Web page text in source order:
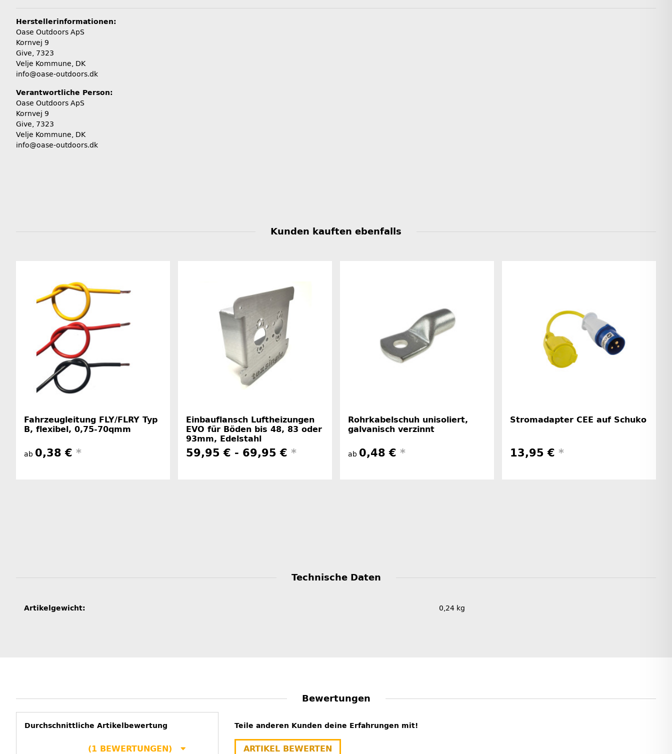
Herstellerinformationen:
Oase Outdoors ApS
Kornvej 9
Give, 7323
Velje Kommune, DK
info@oase-outdoors.dk
Verantwortliche Person:
Oase Outdoors ApS
Kornvej 9
Give, 7323
Velje Kommune, DK
info@oase-outdoors.dk
Kunden kauften ebenfalls
Fahrzeugleitung FLY/FLRY Typ
B, flexibel, 0,75-70qmm
ab 0,38 € *
Einbauflansch Luftheizungen
EVO für Böden bis 48, 83 oder
93mm, Edelstahl
59,95 € - 69,95 € *
Rohrkabelschuh unisoliert,
galvanisch verzinnt
ab 0,48 € *
Stromadapter CEE auf Schuko
13,95 € *
Technische Daten
Produkteigenschaft
Wert
Artikelgewicht: 0,24 kg
Bewertungen
Durchschnittliche Artikelbewertung
(1 BEWERTUNGEN)
Teile anderen Kunden deine Erfahrungen mit!
ARTIKEL BEWERTEN